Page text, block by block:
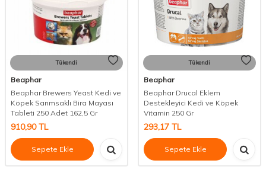
Tükendi
Beaphar
Beaphar Brewers Yeast Kedi ve
Köpek Sarımsaklı Bira Mayası
Tableti 250 Adet 162,5 Gr
910,90TL
Sepete Ekle
Tükendi
Beaphar
Beaphar Drucal Eklem
Destekleyici Kedi ve Köpek
Vitamin 250 Gr
293,17 TL
Sepete Ekle